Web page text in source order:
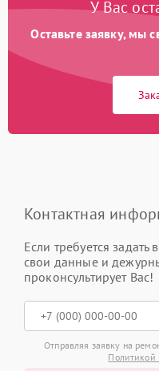
У Вас
Оставьте заявку, мы
Контактная
Если требуется задать
свои данные и
проконсультирует Вас!
Отправляя заявку на
Политикой